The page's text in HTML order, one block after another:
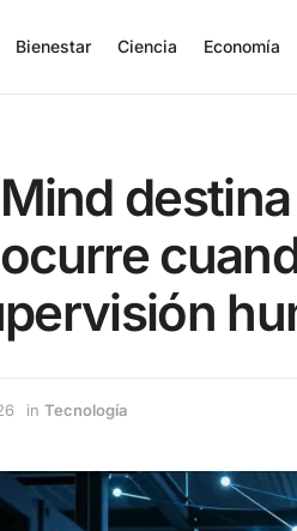
Bienestar Ciencia Economía
in Tecnología